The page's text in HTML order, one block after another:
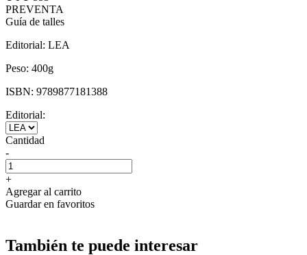
PREVENTA
Guía de talles
Editorial: LEA
Peso: 400g
ISBN: 9789877181388
Editorial:
Cantidad
-
+
Agregar al carrito
Guardar en favoritos
También te puede interesar